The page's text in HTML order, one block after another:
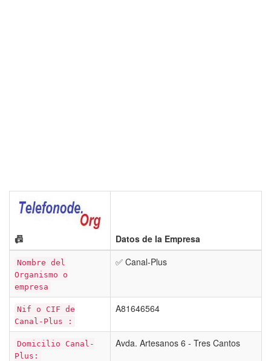
📠 Datos de la Empresa
Nombre del
Organismo o
empresa
✅ Canal-Plus
Nif o CIF de
Canal-Plus :
A81646564
Domicilio Canal-
Plus:
Avda. Artesanos 6 - Tres Cantos